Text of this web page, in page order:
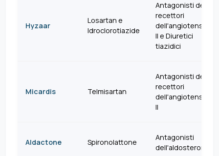
Hyzaar
Losartan e
Idroclorotiazide
Antagonisti dei
recettori
dell'angiotensina
II e Diuretici
tiazidici
Micardis Telmisartan
Antagonisti dei
recettori
dell'angiotensina
II
Aldactone Spironolattone
Antagonisti
dell'aldosterone